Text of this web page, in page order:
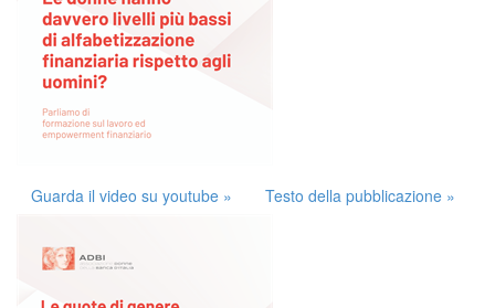
Guarda il video su youtube » Testo della pubblicazione »